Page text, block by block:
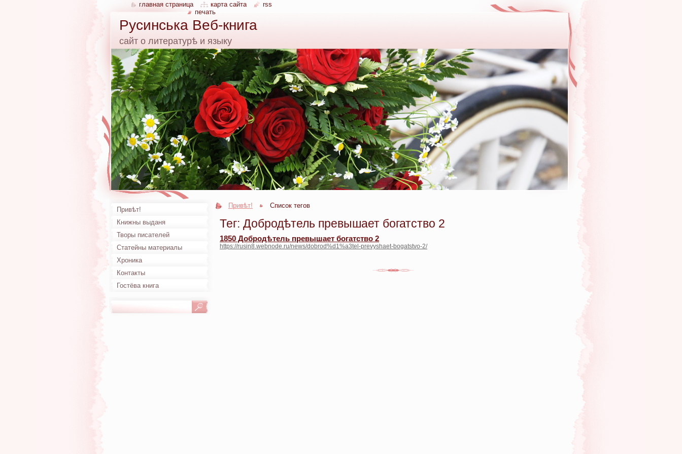
Русинська Веб-книга
сайт о литературѣ и языку
Привѣт! Список тегов
Тег: Добродѣтель превышает богатство 2
1850 Добродѣтель превышает богатство 2
https://rusin8.webnode.ru/news/dobrod%d1%a3tel-prevyshaet-bogatstvo-2/
Привѣт!
Книжны выданя
Творы писателей
Статейны материалы
Хроника
Контакты
Гостёва книга
главная страница карта сайта
rss
печать